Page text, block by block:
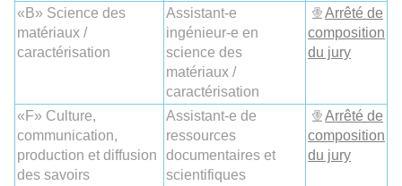
«B» Science des
matériaux /
caractérisation
Assistant-e
ingénieur-e en
science des
matériaux /
caractérisation
Arrêté de
composition
du jury
«F» Culture,
communication,
production et diffusion
des savoirs
Assistant-e de
ressources
documentaires et
scientifiques
Arrêté de
composition
du jury